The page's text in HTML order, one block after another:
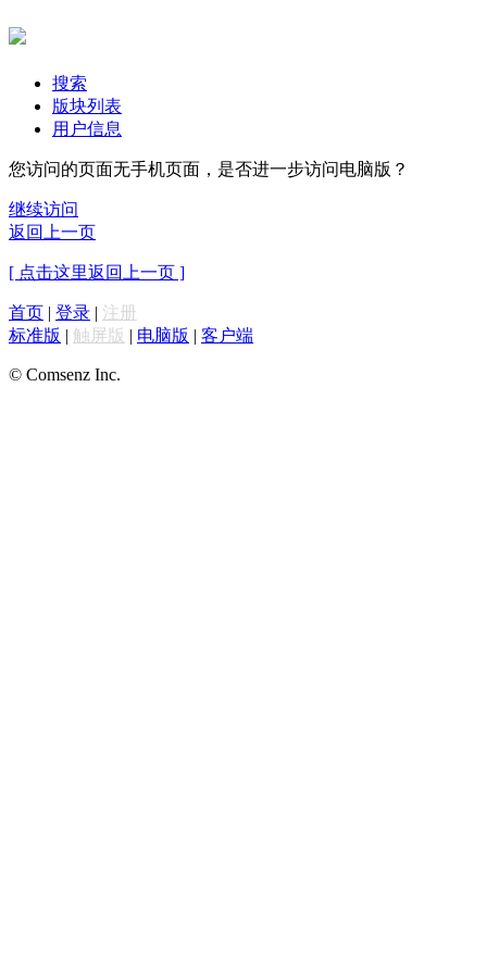
搜索
版块列表
用户信息
您访问的页面无手机页面，是否进一步访问电脑版？
继续访问
返回上一页
[ 点击这里返回上一页 ]
首页 | 登录 | 注册
标准版 | 触屏版 | 电脑版 | 客户端
© Comsenz Inc.